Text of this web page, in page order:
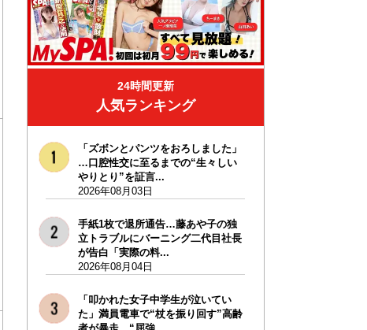
24時間更新
人気ランキング
「ズボンとパンツをおろしました」
…口腔性交に至るまでの“生々しい
やりとり”を証言...
2026年08月03日
手紙1枚で退所通告…藤あや子の独
立トラブルにバーニング二代目社長
が告白「実際の料...
2026年08月04日
「叩かれた女子中学生が泣いてい
た」満員電車で“杖を振り回す”高齢